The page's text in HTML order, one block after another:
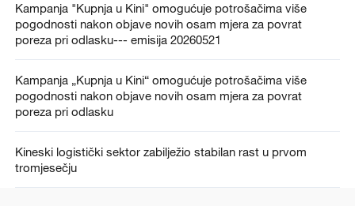
Kampanja "Kupnja u Kini" omogućuje potrošačima više
pogodnosti nakon objave novih osam mjera za povrat
poreza pri odlasku--- emisija 20260521
Kampanja „Kupnja u Kini“ omogućuje potrošačima više
pogodnosti nakon objave novih osam mjera za povrat
poreza pri odlasku
Kineski logistički sektor zabilježio stabilan rast u prvom
tromjesečju